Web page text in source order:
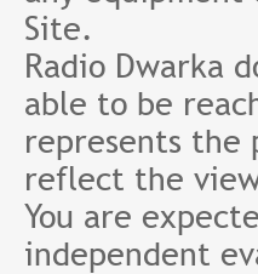
Site.
Radio Dwarka
able to be
represents the
reflect the
You are
independent